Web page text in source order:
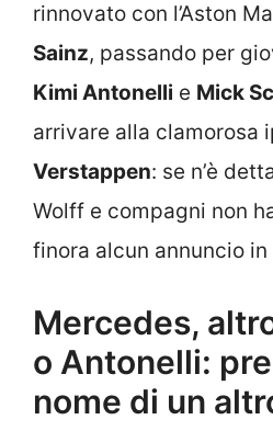
rinnovato con l’Aston
Sainz, passando per
Kimi Antonelli e Mick
arrivare alla clamorosa
Verstappen: se n’è
Wolff e compagni non
finora alcun annuncio
Mercedes,
o Antonelli:
nome di un